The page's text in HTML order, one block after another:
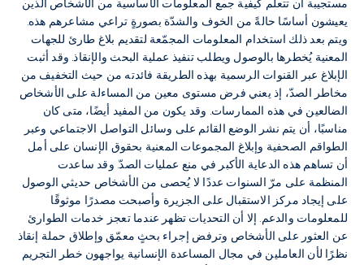
مستجيبة أن تتعلم كيفية جمع المعلومات الأساسية من الأشخاص الذين
يعيشون أساسًا حالةً من الخوف والشدّة بصورةٍ تراعي مشاعرهم هذه.
ويتم بعد ذلك استخدام المعلومات المجمّعة لتقديم بلاغ طارئ للجهات
المعنية يُخطرها بالوصول ويطلب تنفيذ عملية البحث والإنقاذ. وقد أثبت
الإبلاغ عبر القنوات الرسمية بهذه الطريقة فائدته من حيث التخفيف من
مخاطر الصدّ، إذ يعني فرض مستوى معين من المساءلة على الأشخاص
الضالعين في هذه الممارسات. وقد يكون من المفيد أيضًا، متى كان
مناسبًا، أن يتم نشر الوضع القائم على وسائل التواصل الاجتماعي وعبر
الطواقم الصحفية وإبلاغ المجموعات المعنية بحقوق الإنسان على أمل
أن تساهم هذه الدعاية الأكبر في منع عمليات الصدّ. وقد ساعدت
المنظمة على مرّ السنوات عددًا لا يُحصى من الأشخاص حديثي الوصول
على إيجاد مركز الاستقبال على الجزيرة وأصبحت مصدرًا موثوقًا
للمعلومات والدعم. إلا أن التحديات تظهر عندما تعجز خدمات الطوارئ
عن العثور على الأشخاص وترفض إجراء بحثٍ معمّق وإطلاق حملة إنقاذ
نظرًا لأن العاملين في مجال المساعدة الإنسانية يواجهون خطر التجريم